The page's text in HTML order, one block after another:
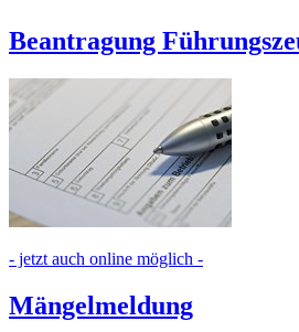
Beantragung
- jetzt auch online möglich -
Mängelmeldung